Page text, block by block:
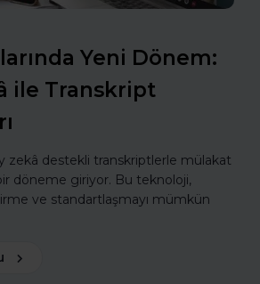
Yeni Dönem:
ile Transkript
zekâ destekli transkriptlerle mülakat
döneme giriyor. Bu teknoloji,
ve standartlaşmayı mümkün